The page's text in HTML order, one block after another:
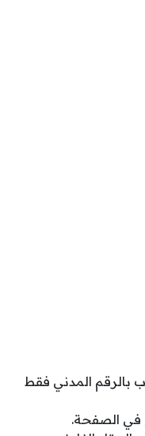
بالرقم المدني فقط
في الصفحة.